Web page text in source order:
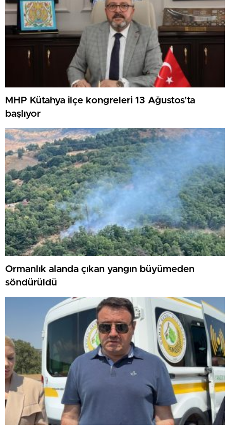
MHP Kütahya ilçe kongreleri 13 Ağustos’ta
başlıyor
Ormanlık alanda çıkan yangın büyümeden
söndürüldü